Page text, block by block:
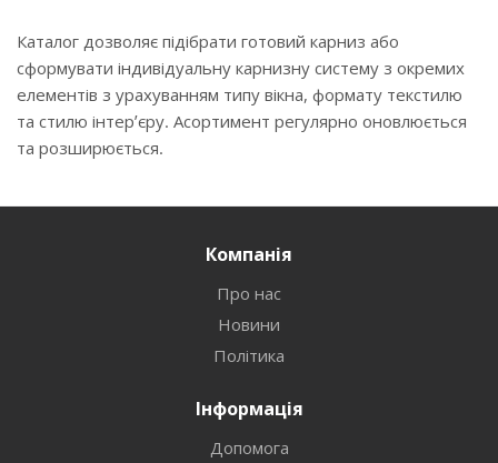
Каталог дозволяє підібрати готовий карниз або
сформувати індивідуальну карнизну систему з окремих
елементів з урахуванням типу вікна, формату текстилю
та стилю інтер’єру. Асортимент регулярно оновлюється
та розширюється.
Компанія
Про нас
Новини
Політика
Інформація
Допомога